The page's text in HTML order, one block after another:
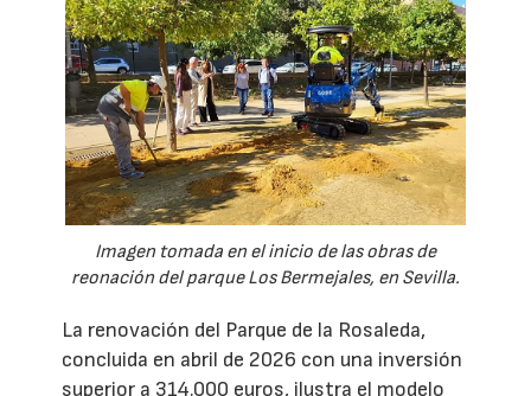
Imagen tomada en el inicio de las obras de
reonación del parque Los Bermejales, en Sevilla.
La renovación del Parque de la Rosaleda,
concluida en abril de 2026 con una inversión
superior a 314.000 euros, ilustra el modelo